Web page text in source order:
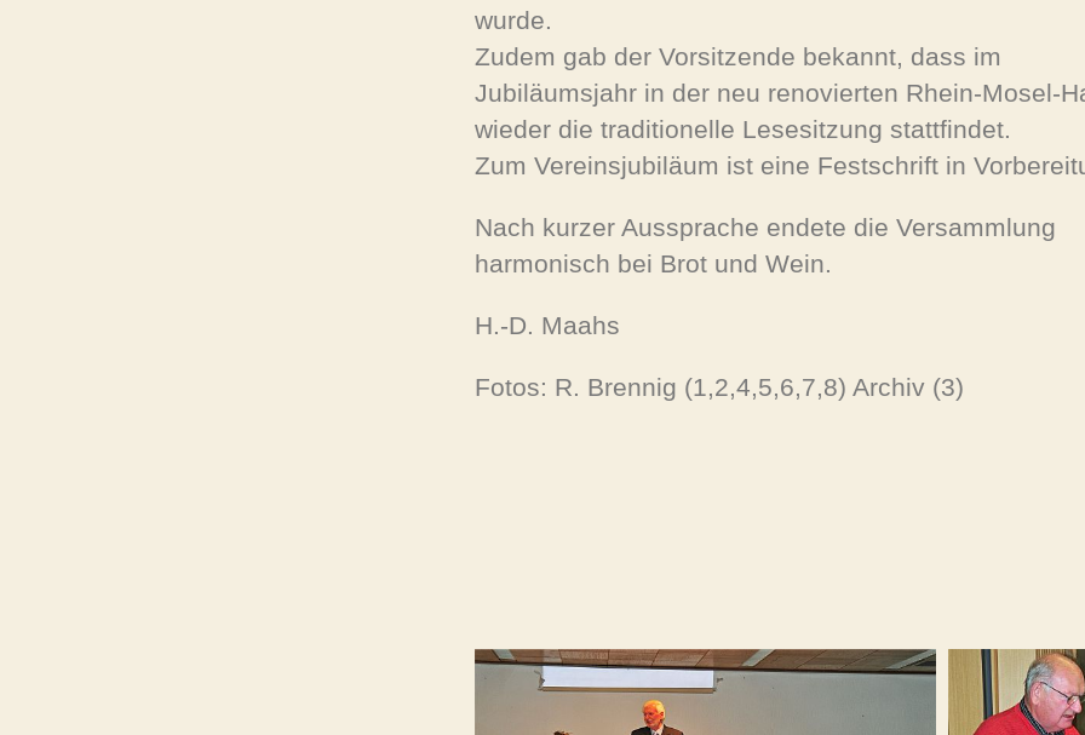
wurde.
Zudem gab der Vorsitzende bekannt, dass im
Jubiläumsjahr in der neu renovierten Rhein-Mosel-
wieder die traditionelle Lesesitzung stattfindet.
Zum Vereinsjubiläum ist eine Festschrift in
Nach kurzer Aussprache endete die Versammlung
harmonisch bei Brot und Wein.
H.-D. Maahs
Fotos: R. Brennig (1,2,4,5,6,7,8) Archiv (3)